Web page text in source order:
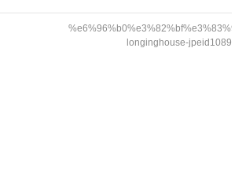
longinghouse-jpeid1089